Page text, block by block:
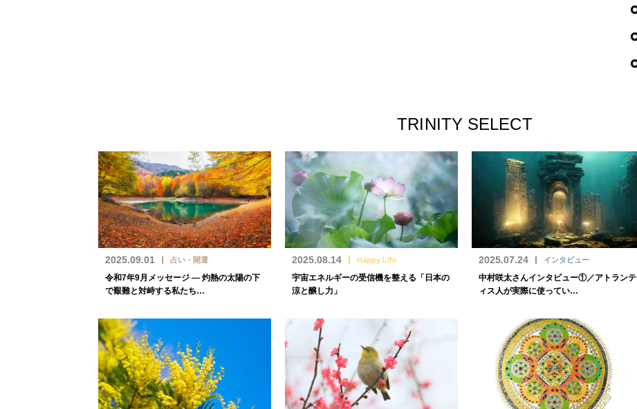
TRINITY SELECT
2025.09.01 占い・開運
令和7年9月メッセージ — 灼熱の太陽の下
で艱難と対峙する私たち…
2025.08.14 Happy Life
宇宙エネルギーの受信機を整える「日本の
涼と醸し力」
2025.07.24 インタビュー
中村咲太さんインタビュー①／アトランテ
ィス人が実際に使ってい…